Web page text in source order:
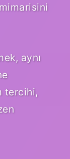
aynı
tercihi,